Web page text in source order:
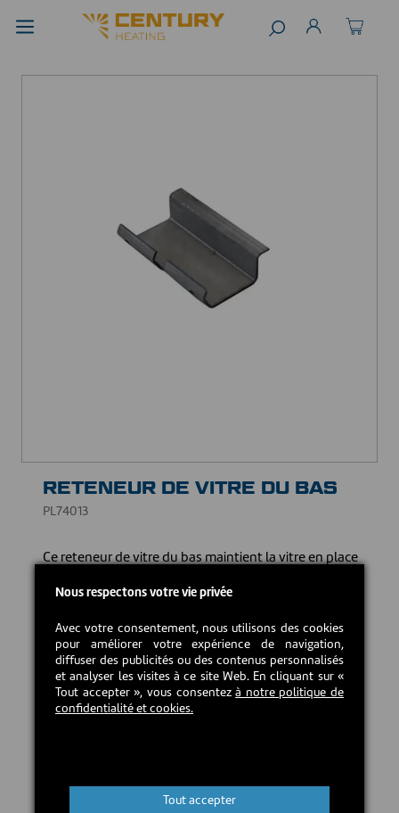
RETENEUR DE VITRE DU BAS
PL74013
Ce reteneur de vitre du bas maintient la vitre en place
sécurité de votre appareil de chauffage.
12,00 CAD$
En stock
Nous respectons votre vie privée
Avec votre consentement, nous utilisons des cookies
pour améliorer votre expérience de navigation,
diffuser des publicités ou des contenus personnalisés
et analyser les visites à ce site Web. En cliquant sur «
Tout accepter », vous consentezà notre politique de
confidentialité et cookies.
Tout accepter